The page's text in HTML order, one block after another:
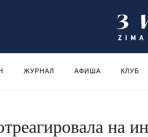
ЖУРНАЛ АФИША КЛУБ
на